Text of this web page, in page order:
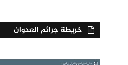
خريطة جرائم العدوان